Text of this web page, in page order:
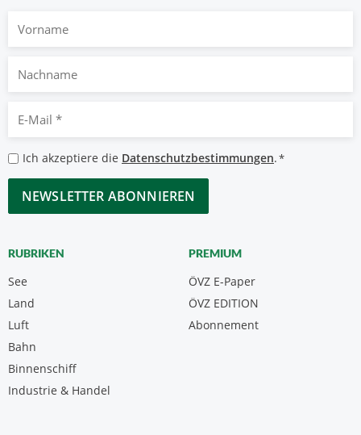
Nachname
Mail
*
Datenschutzbestimmungen
*
Ich akzeptiere die Datenschutzbestimmungen.*
CAPTCHA
RUBRIKEN
See
Land
Luft
Bahn
Binnenschiff
Industrie & Handel
PREMIUM
ÖVZ E-Paper
Abonnement
ÖVZ EDITION